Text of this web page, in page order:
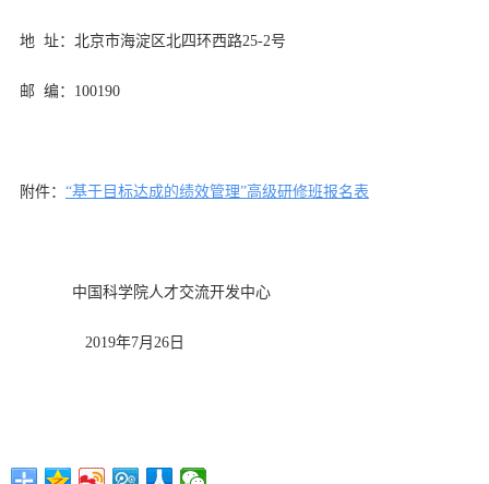
地 址：北京市海淀区北四环西路25-2号
邮 编：100190
附件： “基于目标达成的绩效管理”高级研修班报名表
中国科学院人才交流开发中心
2019年7月26日